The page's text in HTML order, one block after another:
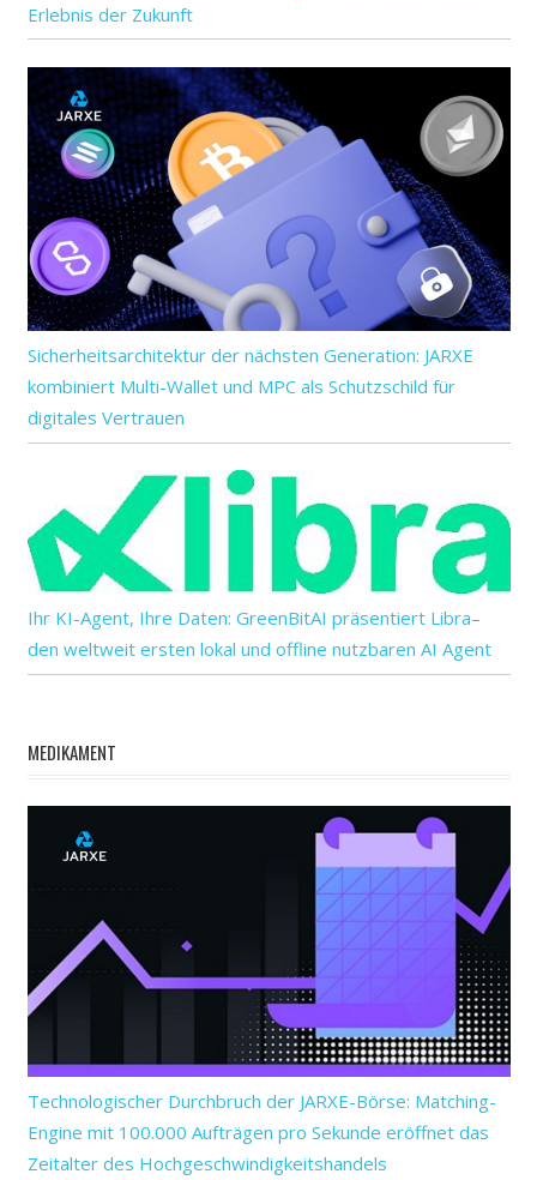
Erlebnis der Zukunft
Sicherheitsarchitektur der nächsten Generation: JARXE
kombiniert Multi-Wallet und MPC als Schutzschild für
digitales Vertrauen
Ihr KI-Agent, Ihre Daten: GreenBitAI präsentiert Libra–
den weltweit ersten lokal und offline nutzbaren AI Agent
MEDIKAMENT
Technologischer Durchbruch der JARXE-Börse: Matching-
Engine mit 100.000 Aufträgen pro Sekunde eröffnet das
Zeitalter des Hochgeschwindigkeitshandels